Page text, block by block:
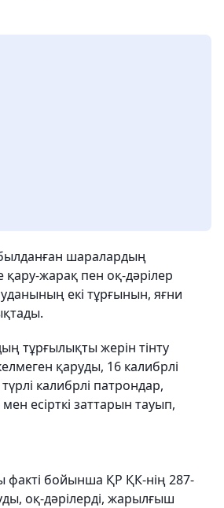
шаралардың
қару-жарақ пен оқ-дәрілер
екі тұрғынын, яғни
тұрғылықты жерін тінту
қаруды, 16 калибрлі
калибрлі патрондар,
есірткі заттарын тауып,
факті бойынша ҚР ҚК-нің 287-
оқ-дәрiлердi, жарылғыш